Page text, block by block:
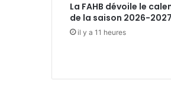
La FAHB dévoile le
de la saison 2026-2027
il y a 11 heures